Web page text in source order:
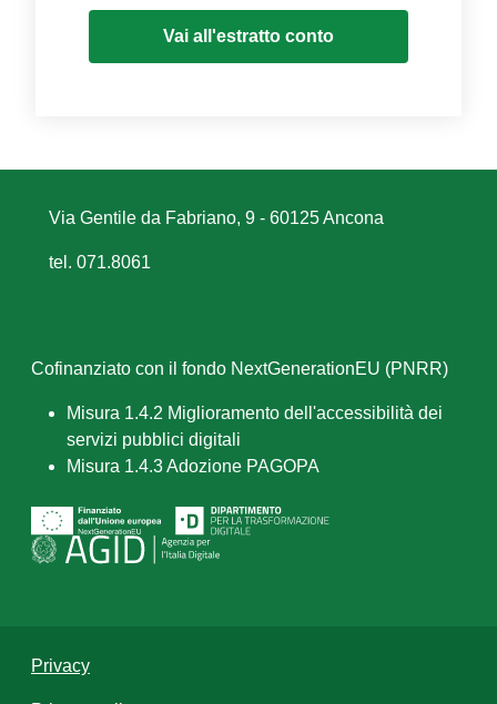
Vai all'estratto conto
Via Gentile da Fabriano, 9 - 60125 Ancona
tel. 071.8061
Cofinanziato con il fondo NextGenerationEU (PNRR)
Misura 1.4.2 Miglioramento dell'accessibilità dei
servizi pubblici digitali
Misura 1.4.3 Adozione PAGOPA
Privacy